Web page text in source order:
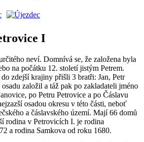
I
neví. Domnívá se, že založena byla
na počátku 12. století jistým Petrem.
zdejší krajiny přišli 3 bratři: Jan, Petr
založil a táž pak po zakladateli jméno
po Petru Petrovice a po Čáslavu
osadou okresu v této části, neboť
a čáslavského území. Mají 66 domů
rodina v Petrovicích I. je rodina
a rodina Samkova od roku 1680.